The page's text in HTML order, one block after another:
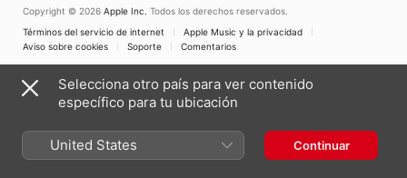
Copyright © 2026 Apple Inc. Todos los derechos reservados.
Términos del servicio de internet
Apple Music y la privacidad
Aviso sobre cookies
Soporte Comentarios
Selecciona otro país para ver contenido
específico para tu ubicación
United States Continuar